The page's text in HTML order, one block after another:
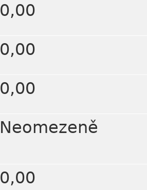
0,00
0,00
0,00
Neomezeně
0,00